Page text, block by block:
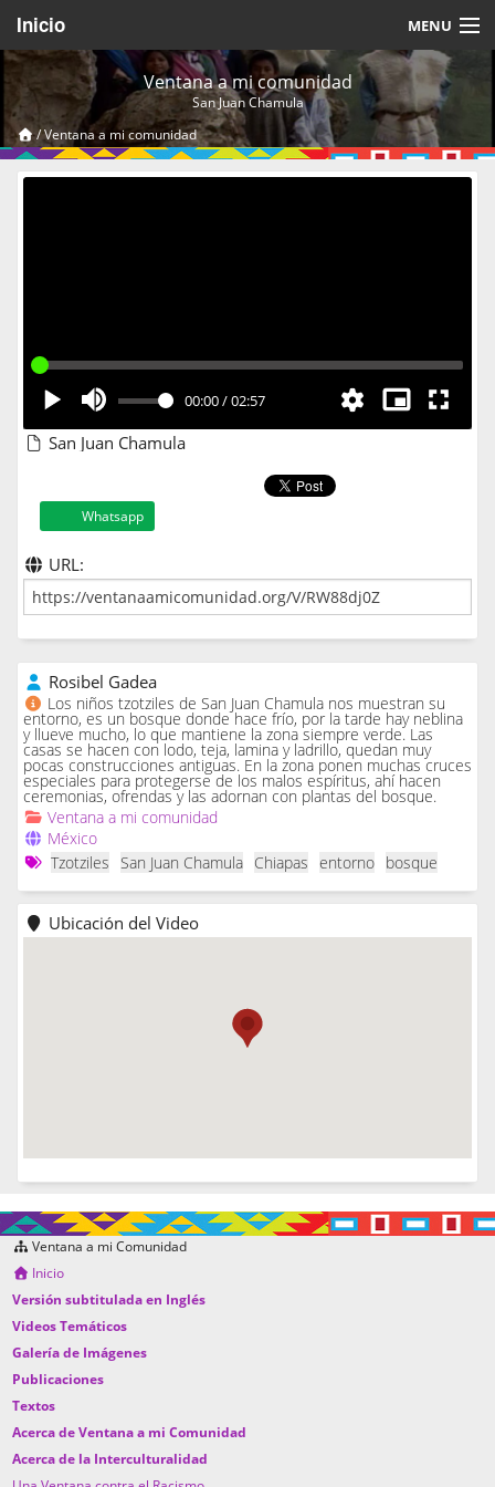
Inicio MENU
Acerca de
Videos Temáticos
Cerrar Sesión
Ventana a mi comunidad
San Juan Chamula
/Ventana a mi comunidad
00:00/02:57
San Juan Chamula
Whatsapp
URL:
Rosibel Gadea
Los niños tzotziles de San Juan Chamula nos muestran su
entorno, es un bosque donde hace frío, por la tarde hay neblina
y llueve mucho, lo que mantiene la zona siempre verde. Las
casas se hacen con lodo, teja, lamina y ladrillo, quedan muy
pocas construcciones antiguas. En la zona ponen muchas cruces
especiales para protegerse de los malos espíritus, ahí hacen
ceremonias, ofrendas y las adornan con plantas del bosque.
Ventana a mi comunidad
México
Tzotziles
San Juan Chamula Chiapas entorno bosque
Ubicación del Video
Ventana a mi Comunidad
Inicio
Versión subtitulada en Inglés
Videos Temáticos
Galería de Imágenes
Publicaciones
Textos
Acerca de Ventana a mi Comunidad
Acerca de la Interculturalidad